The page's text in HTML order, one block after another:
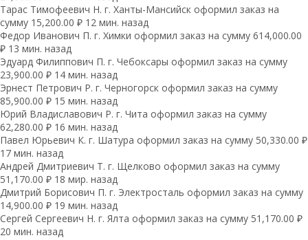
Тарас Тимофеевич Н. г. Ханты-Мансийск оформил заказ на
сумму 15,200.00 ₽ 12 мин. назад
Федор Иванович П. г. Химки оформил заказ на сумму 614,000.00
₽ 13 мин. назад
Эдуард Филиппович П. г. Чебоксары оформил заказ на сумму
23,900.00 ₽ 14 мин. назад
Эрнест Петрович Р. г. Черногорск оформил заказ на сумму
85,900.00 ₽ 15 мин. назад
Юрий Владиславович Р. г. Чита оформил заказ на сумму
62,280.00 ₽ 16 мин. назад
Павел Юрьевич К. г. Шатура оформил заказ на сумму 50,330.00 ₽
17 мин. назад
Андрей Дмитриевич Т. г. Щелково оформил заказ на сумму
51,170.00 ₽ 18 мир. назад
Дмитрий Борисович П. г. Электросталь оформил заказ на сумму
14,900.00 ₽ 19 мин. назад
Сергей Сергеевич Н. г. Ялта оформил заказ на сумму 51,170.00 ₽
20 мин. назад